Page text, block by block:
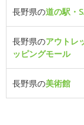
長野県の道の駅・
長野県のアウトレ
ッピングモール
長野県の美術館